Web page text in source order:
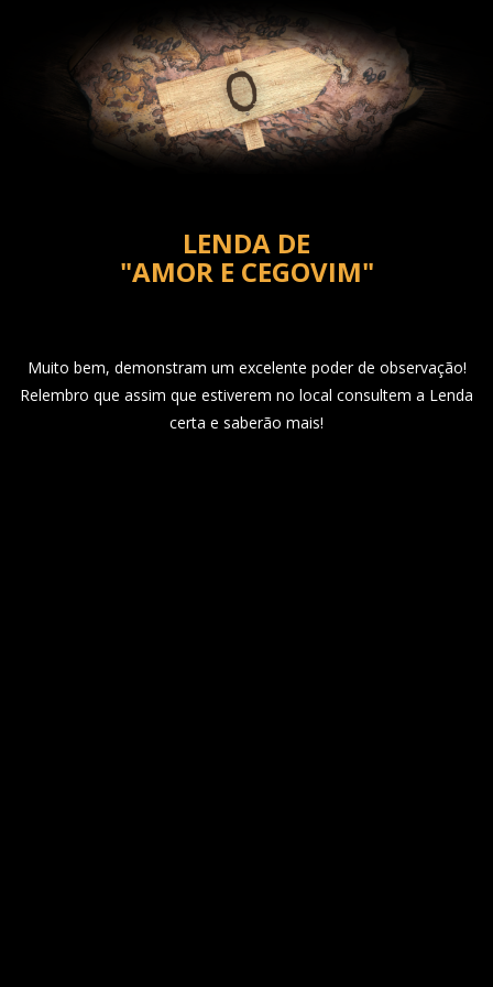
LENDA DE
"AMOR E CEGOVIM"
Muito bem, demonstram um excelente poder de observação!
Relembro que assim que estiverem no local consultem a Lenda
certa e saberão mais!